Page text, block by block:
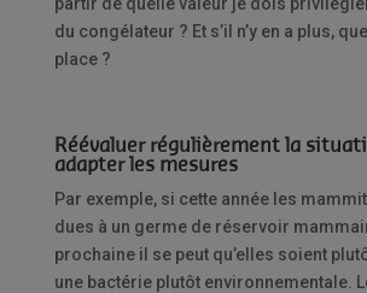
du congélateur ? Et s’il n’y en a plus,
place ?
Réévaluer régulièrement la
adapter les mesures
Par exemple, si cette année les
dues à un germe de réservoir
prochaine il se peut qu’elles soient
une bactérie plutôt environnementale.